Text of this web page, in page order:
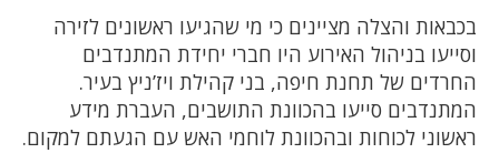
בכבאות והצלה מציינים כי מי שהגיעו ראשונים לזירה
וסייעו בניהול האירוע היו חברי יחידת המתנדבים
החרדים של תחנת חיפה, בני קהילת ויז’ניץ בעיר.
המתנדבים סייעו בהכוונת התושבים, העברת מידע
ראשוני לכוחות ובהכוונת לוחמי האש עם הגעתם למקום.